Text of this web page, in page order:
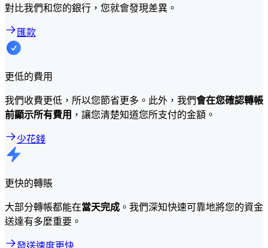
對比我們和您的銀行，您就會發現差異。
匯款
更低的費用
我們收費更低，所以您節省更多。此外，我們會在您確認轉帳
前顯示所有費用 ，讓您清楚知道您所支付的金額。
少花錢
更快的轉賬
大部分轉帳都能在當天完成 。我們深知快速可靠地將您的資金
送達有多麼重要。
發送速度更快